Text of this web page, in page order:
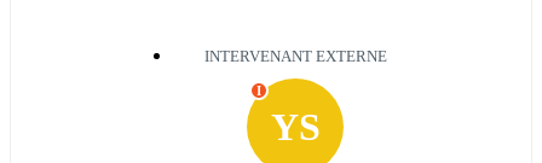
INTERVENANT EXTERNE
YS
I